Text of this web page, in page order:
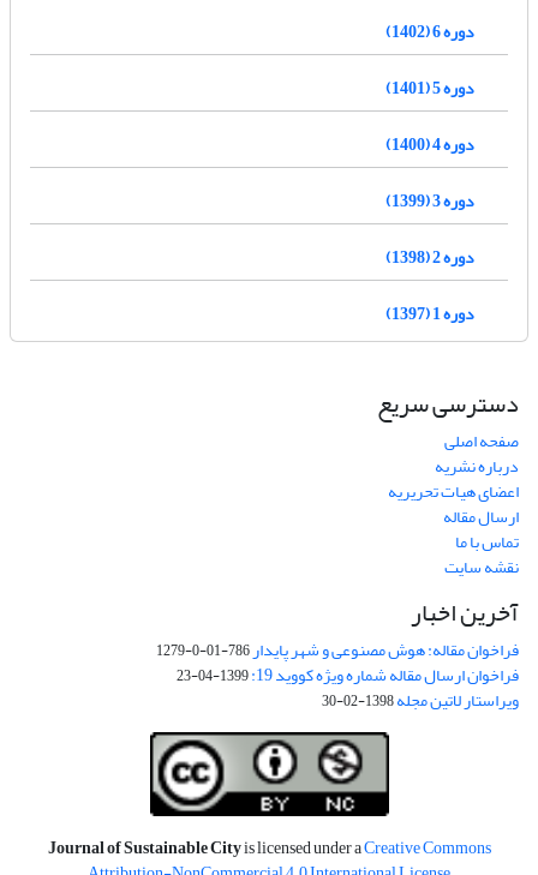
دوره 6 (1402)
دوره 5 (1401)
دوره 4 (1400)
دوره 3 (1399)
دوره 2 (1398)
دوره 1 (1397)
دسترسی سریع
صفحه اصلی
درباره نشریه
اعضای هیات تحریریه
ارسال مقاله
تماس با ما
نقشه سایت
آخرین اخبار
فراخوان مقاله: هوش مصنوعی و شهر پایدار786-01-0-1279
فراخوان ارسال مقاله شماره ویژه کووید 19: 1399-04-23
ویراستار لاتین مجله1398-02-30
Journal of Sustainable Cityis licensed under aCreative Commons